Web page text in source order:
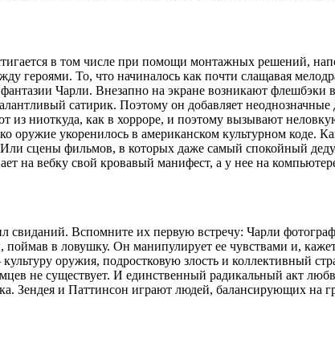
в том числе при помощи монтажных решений,
героями. То, что начиналось как почти слащавая
Чарли. Внезапно на экране возникают
сатирик. Поэтому он добавляет
из ниоткуда, как в хорроре, и поэтому вызывают
оружие укоренилось в американском культурном
сцены фильмов, в которых даже самый спокойный
на вебку свой кровавый манифест, а у нее на
свиданий. Вспомните их первую встречу: Чарли
в ловушку. Он манипулирует ее чувствами и,
оружия, подростковую злость и коллективный
не существует. И единственный радикальный акт
Зендея и Паттинсон играют людей, балансирующих на